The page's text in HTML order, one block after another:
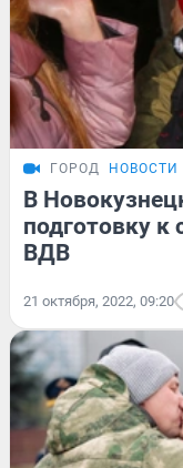
ГОРОД
В
подготовку к
ВДВ
21 октября, 2022, 09:20